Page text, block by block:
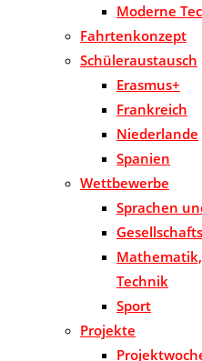
Moderne
Fahrtenkonzept
Schüleraustausch
Erasmus+
Frankreich
Niederlande
Spanien
Wettbewerbe
Sprachen
Technik
Sport
Projekte